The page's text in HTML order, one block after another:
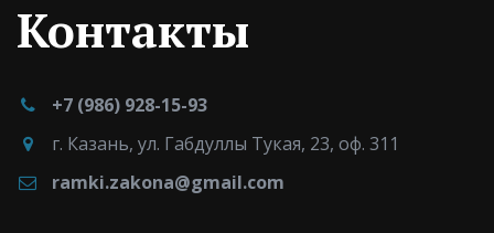
Контакты
+7 (986) 928-15-93
г. Казань, ул. Габдуллы Тукая, 23, оф. 311
ramki.zakona@gmail.com